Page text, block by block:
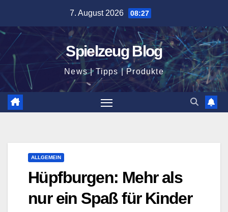
springen
7. August 2026 08:27
Spielzeug Blog
News | Tipps | Produkte
ALLGEMEIN
Hüpfburgen: Mehr als
nur ein Spaß für Kinder